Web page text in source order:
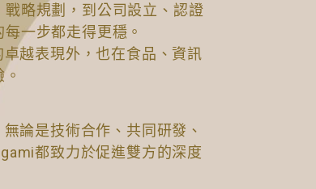
略規劃，到公司設立、認證
一步都走得更穩。
越表現外，也在食品、資訊
論是技術合作、共同研發、
都致力於促進雙方的深度